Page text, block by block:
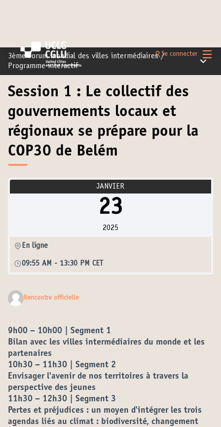
Se connecter
3ème Forum mondial des villes intermédiaires /
Programme interactif
Menu
Session 1 : Le collectif des
gouvernements locaux et
régionaux se prépare pour la
COP30 de Belém
JANVIER
23
2025
En ligne
09:55 AM - 13:30 PM CET
Rencontre officielle
9h00 – 10h00 | Segment 1
Bilan avec les villes intermédiaires du monde et les
partenaires
10h30 – 11h30 | Segment 2
Envisager l'avenir de nos territoires à travers la
perspective des jeunes
11h30 – 12h30 | Segment 3
Pertes et préjudices : un moyen d'intégrer les trois
agendas liés au climat : biodiversité, changement